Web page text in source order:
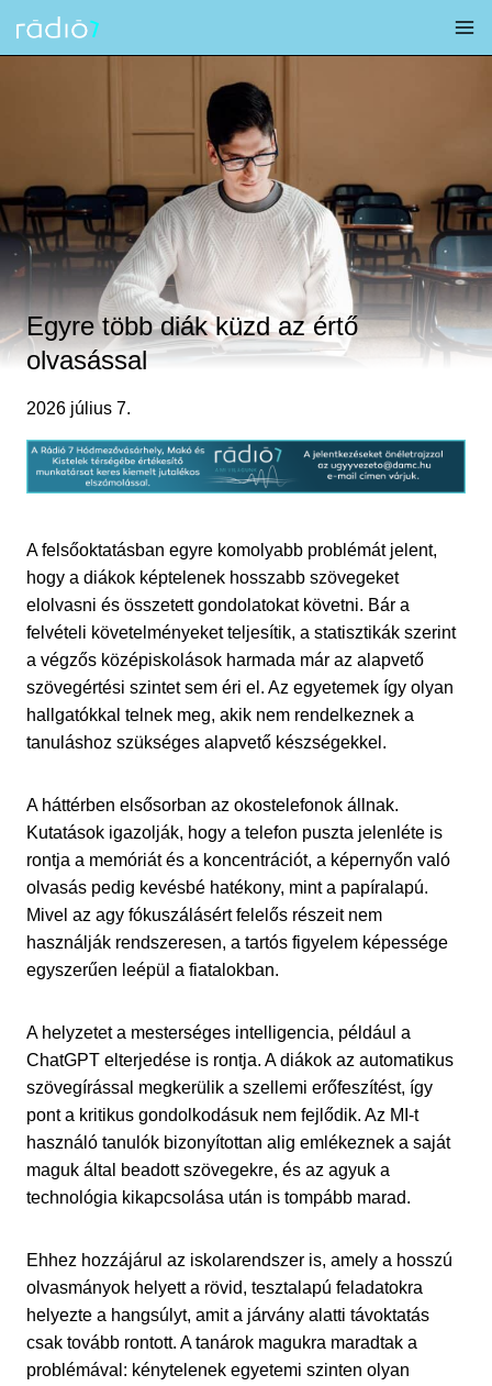
Egyre több diák küzd az értő
olvasással
2026 július 7.
A felsőoktatásban egyre komolyabb problémát jelent,
hogy a diákok képtelenek hosszabb szövegeket
elolvasni és összetett gondolatokat követni. Bár a
felvételi követelményeket teljesítik, a statisztikák szerint
a végzős középiskolások harmada már az alapvető
szövegértési szintet sem éri el. Az egyetemek így olyan
hallgatókkal telnek meg, akik nem rendelkeznek a
tanuláshoz szükséges alapvető készségekkel.
A háttérben elsősorban az okostelefonok állnak.
Kutatások igazolják, hogy a telefon puszta jelenléte is
rontja a memóriát és a koncentrációt, a képernyőn való
olvasás pedig kevésbé hatékony, mint a papíralapú.
Mivel az agy fókuszálásért felelős részeit nem
használják rendszeresen, a tartós figyelem képessége
egyszerűen leépül a fiatalokban.
A helyzetet a mesterséges intelligencia, például a
ChatGPT elterjedése is rontja. A diákok az automatikus
szövegírással megkerülik a szellemi erőfeszítést, így
pont a kritikus gondolkodásuk nem fejlődik. Az MI-t
használó tanulók bizonyítottan alig emlékeznek a saját
maguk által beadott szövegekre, és az agyuk a
technológia kikapcsolása után is tompább marad.
Ehhez hozzájárul az iskolarendszer is, amely a hosszú
olvasmányok helyett a rövid, tesztalapú feladatokra
helyezte a hangsúlyt, amit a járvány alatti távoktatás
csak tovább rontott. A tanárok magukra maradtak a
problémával: kénytelenek egyetemi szinten olyan